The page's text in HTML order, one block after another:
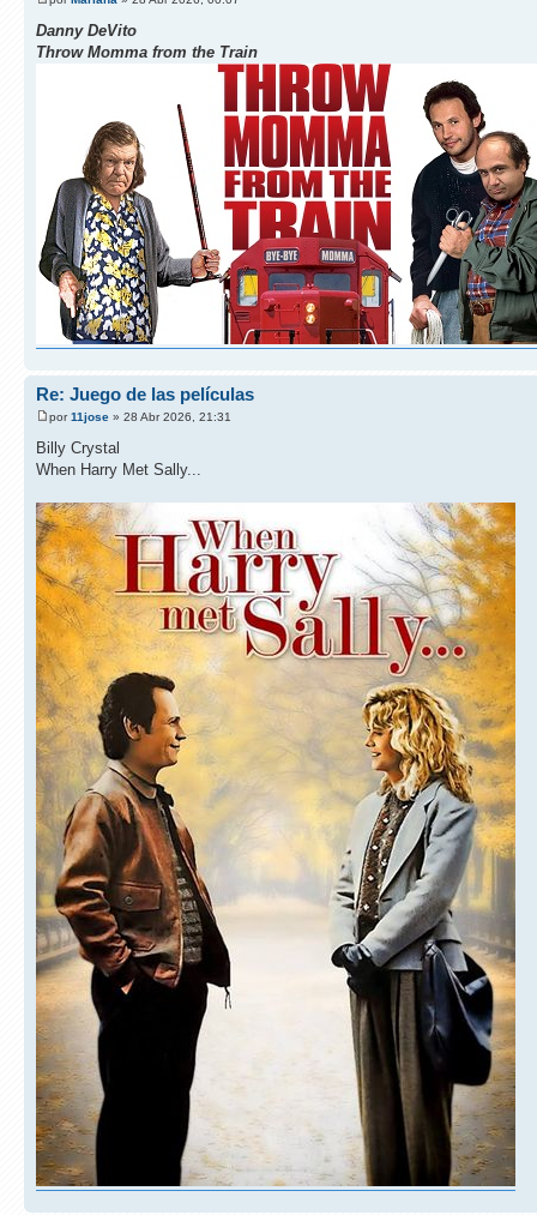
Danny DeVito
Throw Momma from the Train
Re: Juego de las películas
por11jose » 28 Abr 2026, 21:31
Billy Crystal
When Harry Met Sally...